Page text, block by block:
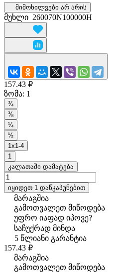
მიმოხილვები არ არის
მუხლი 260070N100000H
157.43 ₽
ზომა: 1
¾
⅜
¼
½
1x1-4
1
კალათაში დამატება
იყიდეთ 1 დაწკაპუნებით
მარაგშია
გამოთვალეთ მიწოდება
უფრო იაფად იპოვე?
საჩუქრად მინდა
5 წლიანი გარანტია
157.43 ₽
მარაგშია
გამოთვალეთ მიწოდება